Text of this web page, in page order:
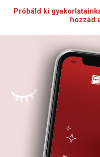
Próbáld ki
hozzád